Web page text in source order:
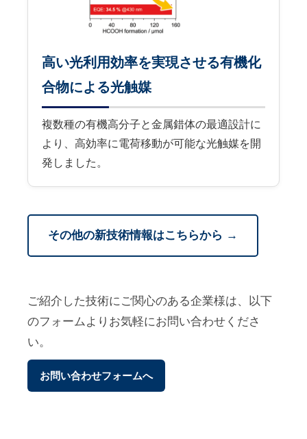
高い光利用効率を実現させる有機化
合物による光触媒
複数種の有機高分子と金属錯体の最適設計に
より、高効率に電荷移動が可能な光触媒を開
発しました。
その他の新技術情報はこちらから →
ご紹介した技術にご関心のある企業様は、以下
のフォームよりお気軽にお問い合わせくださ
い。
お問い合わせフォームへ